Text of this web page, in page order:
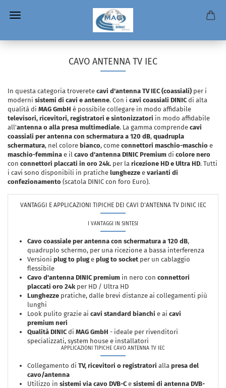
CAVO ANTENNA TV IEC
In questa categoria troverete cavi d'antenna TV IEC (coassiali) per i
moderni sistemi di cavi e antenne. Con i cavi coassiali DINIC di alta
qualità di MAG GmbH è possibile collegare in modo affidabile
televisori, ricevitori, registratori e sintonizzatori in modo affidabile
all'antenna o alla presa multimediale. La gamma comprende cavi
coassiali per antenna con schermatura a 120 dB, quadrupla
schermatura, nel colore bianco, come connettori maschio-maschio e
maschio-femmina e il cavo d'antenna DINIC Premium di colore nero
con connettori placcati in oro 24k. per la ricezione HD e Ultra HD. Tutti
i cavi sono disponibili in pratiche lunghezze e varianti di
confezionamento (scatola DINIC con foro Euro).
VANTAGGI E APPLICAZIONI TIPICHE DEI CAVI D'ANTENNA TV DINIC IEC
I VANTAGGI IN SINTESI
Cavo coassiale per antenna con schermatura a 120 dB,
quadruplo schermo, per una ricezione a bassa interferenza
Versioni plug to plug e plug to socket per un cablaggio
flessibile
Cavo d'antenna DINIC premium in nero con connettori
placcati oro 24k per HD / Ultra HD
Lunghezze pratiche, dalle brevi distanze ai collegamenti più
lunghi
Look pulito grazie ai cavi standard bianchi e ai cavi
premium neri
Qualità DINIC di MAG GmbH - ideale per rivenditori
specializzati, system house e installatori
APPLICAZIONI TIPICHE CAVO ANTENNA TV IEC
Collegamento di TV, ricevitori o registratori alla presa del
cavo/antenna
Utilizzo in sistemi via cavo DVB-C e sistemi di antenna DVB-